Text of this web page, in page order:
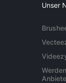
Unser